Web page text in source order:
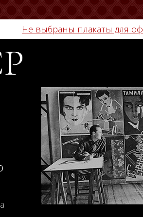
Не выбраны плакаты для